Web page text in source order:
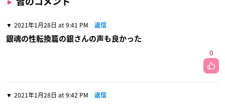
2021年1月28日 at 9:41 PM 返信
銀魂の性転換篇の銀さんの声も良かった
0
2021年1月28日 at 9:42 PM 返信